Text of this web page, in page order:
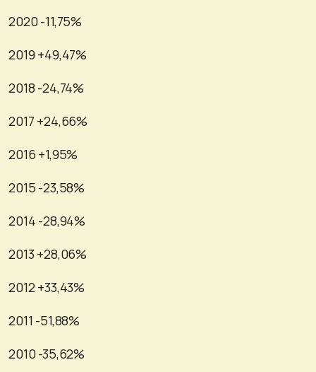
2020 -11,75%
2019 +49,47%
2018 -24,74%
2017 +24,66%
2016 +1,95%
2015 -23,58%
2014 -28,94%
2013 +28,06%
2012 +33,43%
2011 -51,88%
2010 -35,62%